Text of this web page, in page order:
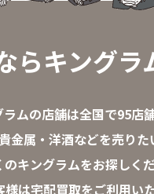
らキングラ
ムの店舗は全国で95店舗
金属・洋酒などを売りた
のキングラムをお探しくだ
は宅配買取をご利用いた